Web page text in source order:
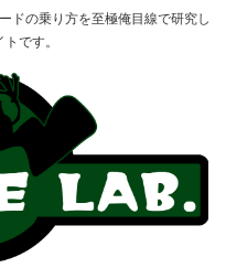
ドの乗り方を至極俺目線で研究し
です。